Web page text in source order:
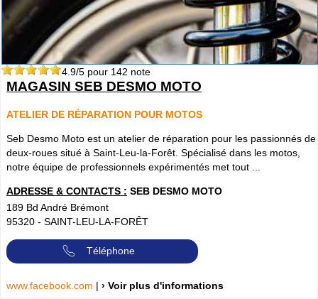
4.9/5 pour 142 note
MAGASIN SEB DESMO MOTO
ATELIER DE RÉPARATION POUR MOTOS
Seb Desmo Moto est un atelier de réparation pour les passionnés de
deux-roues situé à Saint-Leu-la-Forêt. Spécialisé dans les motos,
notre équipe de professionnels expérimentés met tout ...
ADRESSE & CONTACTS : SEB DESMO MOTO
189 Bd André Brémont
95320 - SAINT-LEU-LA-FORÊT
Téléphone
www.facebook.com | › Voir plus d'informations